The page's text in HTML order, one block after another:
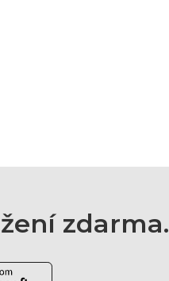
zdarma.